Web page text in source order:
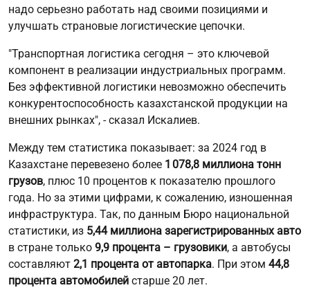
надо серьезно работать над своими позициями и
улучшать страновые логистические цепочки.
"Транспортная логистика сегодня – это ключевой
компонент в реализации индустриальных программ.
Без эффективной логистики невозможно обеспечить
конкурентоспособность казахстанской продукции на
внешних рынках", - сказал Искалиев.
Между тем статистика показывает: за 2024 год в
Казахстане перевезено более 1 078,8 миллиона тонн
грузов, плюс 10 процентов к показателю прошлого
года. Но за этими цифрами, к сожалению, изношенная
инфраструктура. Так, по данным Бюро национальной
статистики, из 5,44 миллиона зарегистрированных авто
в стране только 9,9 процента – грузовики, а автобусы
составляют 2,1 процента от автопарка. При этом 44,8
процента автомобилей старше 20 лет.